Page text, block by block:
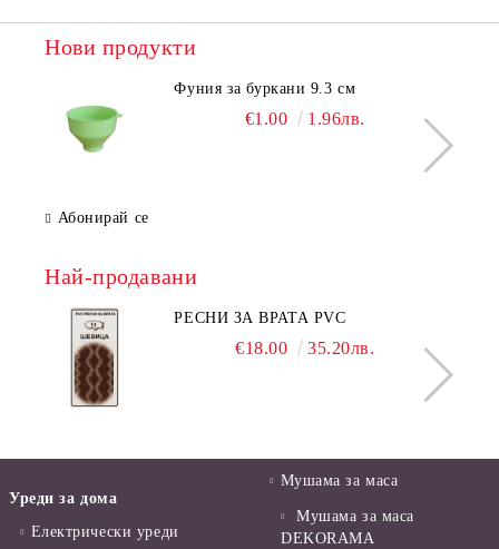
Нови продукти
Фуния за буркани 9.3 см
€1.00 1.96лв.
Абонирай се
Най-продавани
РЕСНИ ЗА ВРАТА PVC
€18.00 35.20лв.
Уреди за дома
Електрически уреди
Мушама за маса
Мушама за маса
DEKORAMA